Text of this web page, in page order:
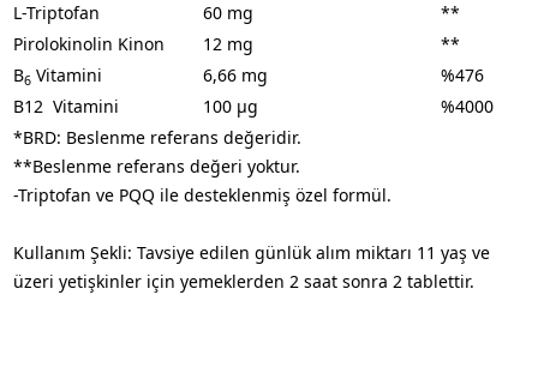
L-Triptofan
60 mg
**
Pirolokinolin Kinon
12 mg
**
B6 Vitamini 6,66 mg
%476
B12 Vitamini
100 µg
%4000
*BRD: Beslenme referans değeridir.
**Beslenme referans değeri yoktur.
-Triptofan ve PQQ ile desteklenmiş özel formül.
Kullanım Şekli: Tavsiye edilen günlük alım miktarı 11 yaş ve
üzeri yetişkinler için yemeklerden 2 saat sonra 2 tablettir.